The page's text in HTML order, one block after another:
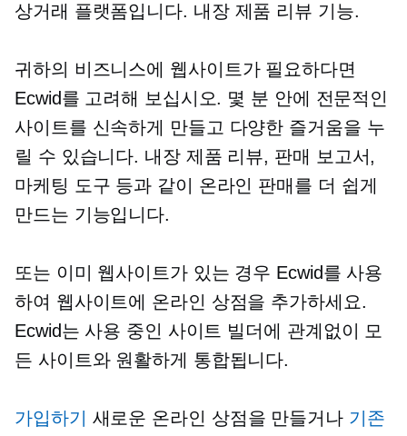
상거래 플랫폼입니다. 내장제품 리뷰 기능.
귀하의 비즈니스에 웹사이트가 필요하다면
Ecwid를 고려해 보십시오. 몇 분 안에 전문적인
사이트를 신속하게 만들고 다양한 즐거움을 누
릴 수 있습니다. 내장제품 리뷰, 판매 보고서,
마케팅 도구 등과 같이 온라인 판매를 더 쉽게
만드는 기능입니다.
또는 이미 웹사이트가 있는 경우 Ecwid를 사용
하여 웹사이트에 온라인 상점을 추가하세요.
Ecwid는 사용 중인 사이트 빌더에 관계없이 모
든 사이트와 원활하게 통합됩니다.
가입하기 새로운 온라인 상점을 만들거나 기존